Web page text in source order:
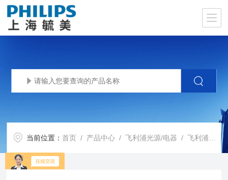
当前位置：首页 / 产品中心 /飞利浦光源/电器 /飞利浦电感镇流器